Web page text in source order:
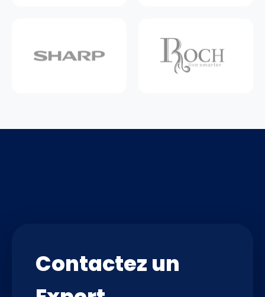
Contactez un